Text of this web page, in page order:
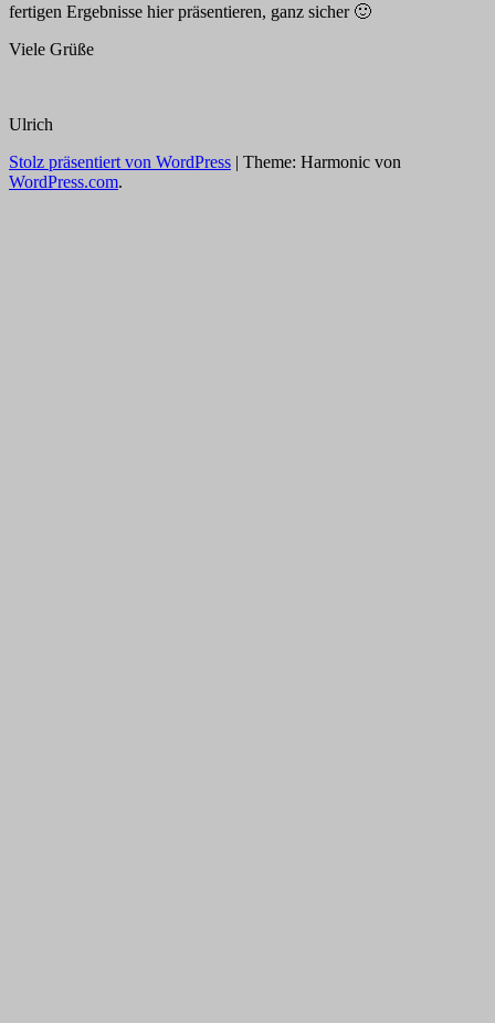
fertigen Ergebnisse hier präsentieren, ganz sicher 🙂
Viele Grüße
Ulrich
Stolz präsentiert von WordPress | Theme: Harmonic von
WordPress.com.